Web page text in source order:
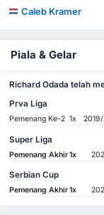
Caleb Kramer
Piala & Gelar
Richard Odada telah
Prva Liga
Pemenang Ke-2 1x
Super Liga
Pemenang Akhir1x
Serbian Cup
Pemenang Akhir1x